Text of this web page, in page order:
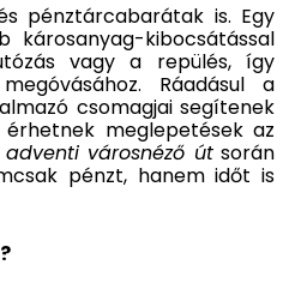
pénztárcabarátak is. Egy
károsanyag-kibocsátással
vagy a repülés, így
Ráadásul a
csomagjai segítenek
meglepetések az
adventi városnéző útsorán
pénzt, hanem időt is